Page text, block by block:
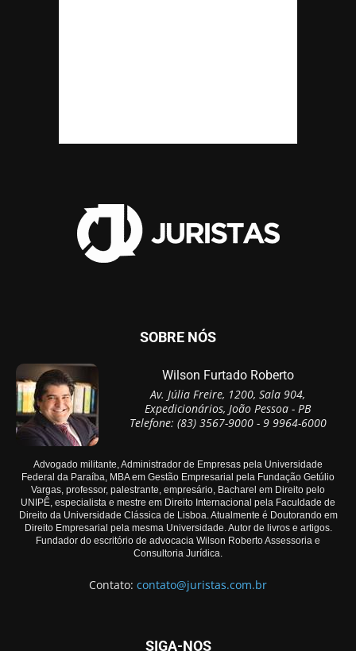
SOBRE NÓS
Wilson Furtado Roberto
Av. Júlia Freire, 1200, Sala 904,
Expedicionários, João Pessoa - PB
Telefone: (83) 3567-9000 - 9 9964-6000
Advogado militante, Administrador de Empresas pela Universidade
Federal da Paraíba, MBA em Gestão Empresarial pela Fundação Getúlio
Vargas, professor, palestrante, empresário, Bacharel em Direito pelo
UNIPÊ, especialista e mestre em Direito Internacional pela Faculdade de
Direito da Universidade Clássica de Lisboa. Atualmente é Doutorando em
Direito Empresarial pela mesma Universidade. Autor de livros e artigos.
Fundador do escritório de advocacia Wilson Roberto Assessoria e
Consultoria Jurídica.
Contato: contato@juristas.com.br
SIGA-NOS